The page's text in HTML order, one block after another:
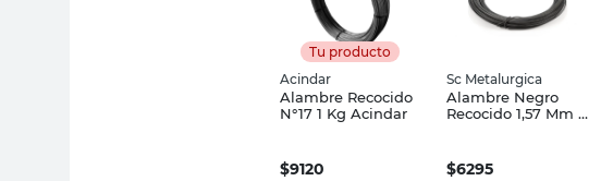
Tu producto
Acindar
Alambre Recocido
N°17 1 Kg Acindar
$9120
Sc Metalurgica
Alambre Negro
Recocido 1,57 Mm X
$6295